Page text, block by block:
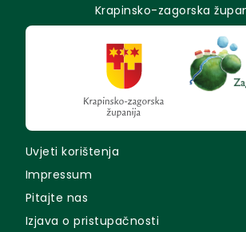
Krapinsko-zagorska
Uvjeti korištenja
Impressum
Pitajte nas
Izjava o pristupačnosti